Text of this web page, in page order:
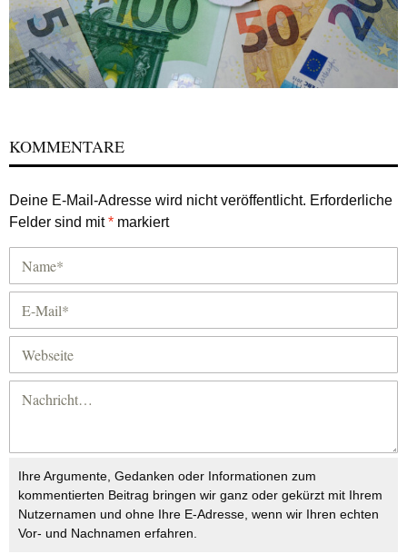
KOMMENTARE
Deine E-Mail-Adresse wird nicht veröffentlicht. Erforderliche
Felder sind mit* markiert
Ihre Argumente, Gedanken oder Informationen zum
kommentierten Beitrag bringen wir ganz oder gekürzt mit Ihrem
Nutzernamen und ohne Ihre E-Adresse, wenn wir Ihren echten
Vor- und Nachnamen erfahren.